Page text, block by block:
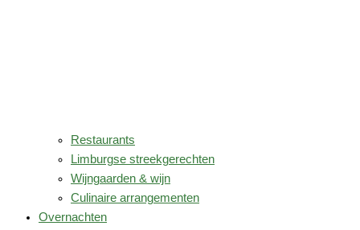
Restaurants
Limburgse streekgerechten
Wijngaarden & wijn
Culinaire arrangementen
Overnachten